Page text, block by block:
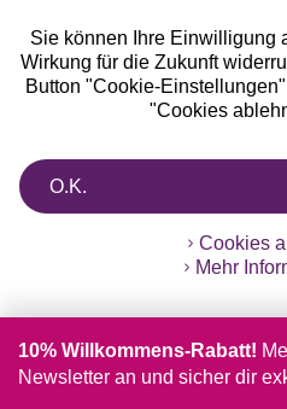
Kostenlose Retoure
°Punkte sammeln
Beratung
Sie können Ihre Einwilligung
Wirkung für die Zukunft
Button "Cookie-
"Cookies
O.K.
Cookies
Mehr
10% Willkommens-Rabatt!
Newsletter an und sicher dir